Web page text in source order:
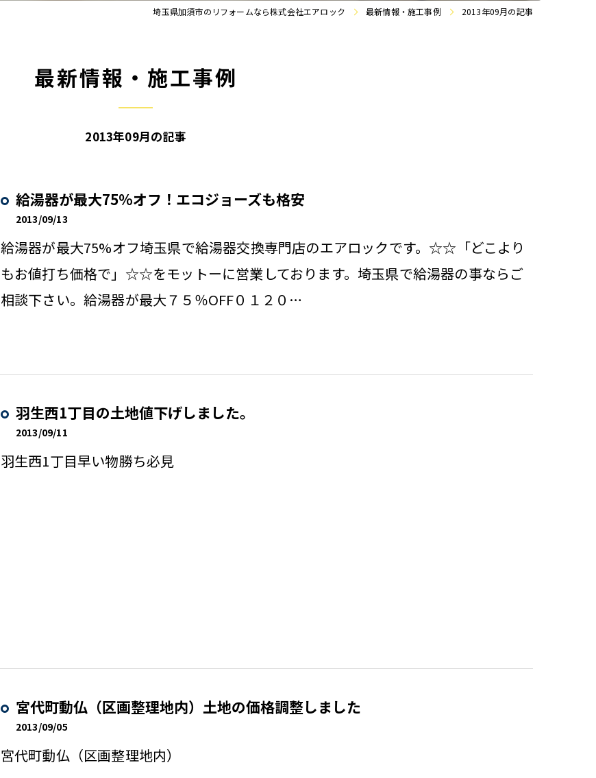
埼玉県加須市のリフォームなら株式会社エアロック 最新情報・施工事例 2013年09月の記事
最新情報・施工事例
2013年09月の記事
給湯器が最大75%オフ！エコジョーズも格安
2013/09/13
給湯器が最大75%オフ埼玉県で給湯器交換専門店のエアロックです。☆☆「どこより
もお値打ち価格で」☆☆をモットーに営業しております。埼玉県で給湯器の事ならご
相談下さい。給湯器が最大７５％OFF０１２０…
羽生西1丁目の土地値下げしました。
2013/09/11
羽生西1丁目早い物勝ち必見
宮代町動仏（区画整理地内）土地の価格調整しました
2013/09/05
宮代町動仏（区画整理地内）